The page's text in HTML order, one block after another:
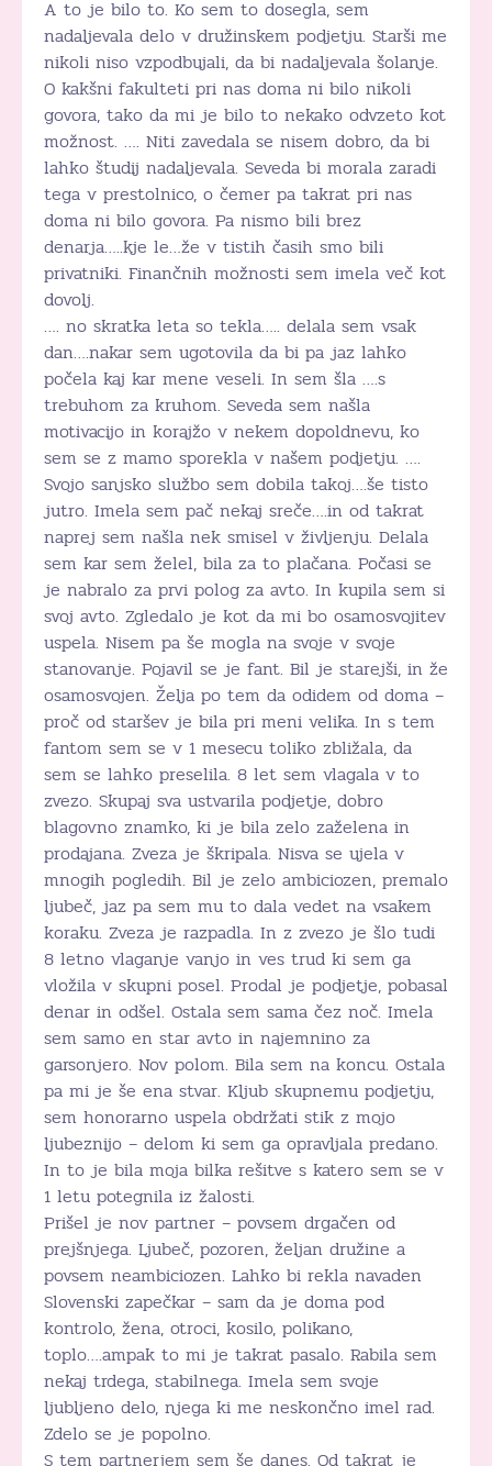
A to je bilo to. Ko sem to dosegla, sem
nadaljevala delo v družinskem podjetju. Starši me
nikoli niso vzpodbujali, da bi nadaljevala šolanje.
O kakšni fakulteti pri nas doma ni bilo nikoli
govora, tako da mi je bilo to nekako odvzeto kot
možnost. …. Niti zavedala se nisem dobro, da bi
lahko študij nadaljevala. Seveda bi morala zaradi
tega v prestolnico, o čemer pa takrat pri nas
doma ni bilo govora. Pa nismo bili brez
denarja…..kje le…že v tistih časih smo bili
privatniki. Finančnih možnosti sem imela več kot
dovolj.
…. no skratka leta so tekla….. delala sem vsak
dan….nakar sem ugotovila da bi pa jaz lahko
počela kaj kar mene veseli. In sem šla ….s
trebuhom za kruhom. Seveda sem našla
motivacijo in korajžo v nekem dopoldnevu, ko
sem se z mamo sporekla v našem podjetju. ….
Svojo sanjsko službo sem dobila takoj….še tisto
jutro. Imela sem pač nekaj sreče….in od takrat
naprej sem našla nek smisel v življenju. Delala
sem kar sem želel, bila za to plačana. Počasi se
je nabralo za prvi polog za avto. In kupila sem si
svoj avto. Zgledalo je kot da mi bo osamosvojitev
uspela. Nisem pa še mogla na svoje v svoje
stanovanje. Pojavil se je fant. Bil je starejši, in že
osamosvojen. Želja po tem da odidem od doma –
proč od staršev je bila pri meni velika. In s tem
fantom sem se v 1 mesecu toliko zbližala, da
sem se lahko preselila. 8 let sem vlagala v to
zvezo. Skupaj sva ustvarila podjetje, dobro
blagovno znamko, ki je bila zelo zaželena in
prodajana. Zveza je škripala. Nisva se ujela v
mnogih pogledih. Bil je zelo ambiciozen, premalo
ljubeč, jaz pa sem mu to dala vedet na vsakem
koraku. Zveza je razpadla. In z zvezo je šlo tudi
8 letno vlaganje vanjo in ves trud ki sem ga
vložila v skupni posel. Prodal je podjetje, pobasal
denar in odšel. Ostala sem sama čez noč. Imela
sem samo en star avto in najemnino za
garsonjero. Nov polom. Bila sem na koncu. Ostala
pa mi je še ena stvar. Kljub skupnemu podjetju,
sem honorarno uspela obdržati stik z mojo
ljubeznijo – delom ki sem ga opravljala predano.
In to je bila moja bilka rešitve s katero sem se v
1 letu potegnila iz žalosti.
Prišel je nov partner – povsem drgačen od
prejšnjega. Ljubeč, pozoren, željan družine a
povsem neambiciozen. Lahko bi rekla navaden
Slovenski zapečkar – sam da je doma pod
kontrolo, žena, otroci, kosilo, polikano,
toplo….ampak to mi je takrat pasalo. Rabila sem
nekaj trdega, stabilnega. Imela sem svoje
ljubljeno delo, njega ki me neskončno imel rad.
Zdelo se je popolno.
S tem partnerjem sem še danes. Od takrat je